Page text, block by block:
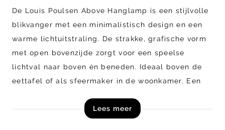
De Louis Poulsen Above Hanglamp is een stijlvolle
blikvanger met een minimalistisch design en een
warme lichtuitstraling. De strakke, grafische vorm
met open bovenzijde zorgt voor een speelse
lichtval naar boven én beneden. Ideaal boven de
eettafel of als sfeermaker in de woonkamer. Een
voor een uitnodigende ambiance.
Lees meer